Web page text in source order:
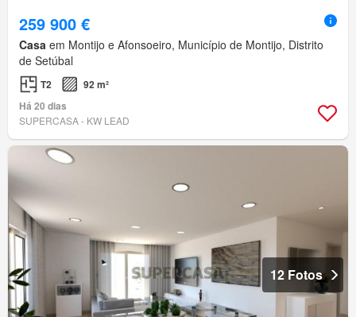
259 900 €
Casa em Montijo e Afonsoeiro, Município de Montijo, Distrito
de Setúbal
T2
92 m²
Há 20 dias
SUPERCASA - KW LEAD
12 Fotos